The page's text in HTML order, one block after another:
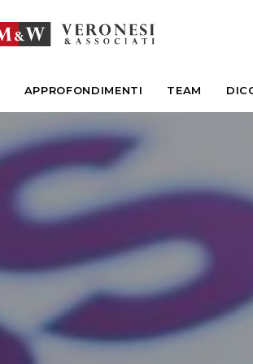
APPROFONDIMENTI TEAM